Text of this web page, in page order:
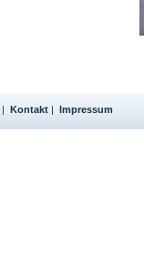
| Kontakt | Impressum